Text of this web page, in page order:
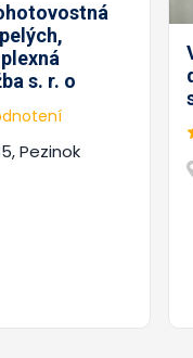
s. r. o
Pezinok